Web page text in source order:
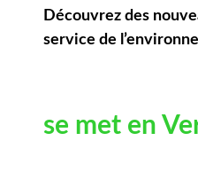
Découvrez des
service de
la
se met en